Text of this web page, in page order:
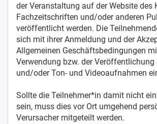
der Veranstaltung auf der Website des
Fachzeitschriften und/oder anderen
veröffentlicht werden. Die
sich mit ihrer Anmeldung und der
Allgemeinen Geschäftsbedingungen
Verwendung bzw. der Veröffentlichung
und/oder Ton- und Videoaufnahmen
Sollte die Teilnehmer*in damit nicht
sein, muss dies vor Ort umgehend
Verursacher mitgeteilt werden.